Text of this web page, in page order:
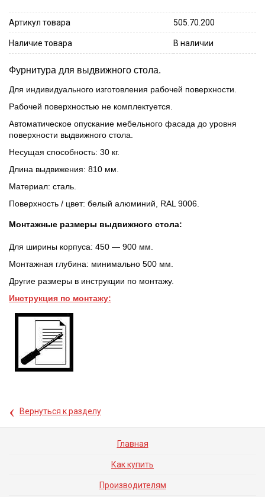
Артикул товара 505.70.200
Наличие товара В наличии
Фурнитура для выдвижного стола.
Для индивидуального изготовления рабочей поверхности.
Рабочей поверхностью не комплектуется.
Автоматическое опускание мебельного фасада до уровня
поверхности выдвижного стола.
Несущая способность: 30 кг.
Длина выдвижения: 810 мм.
Материал: сталь.
Поверхность / цвет: белый алюминий, RAL 9006.
Монтажные размеры выдвижного стола:
Для ширины корпуса: 450 — 900 мм.
Монтажная глубина: минимально 500 мм.
Другие размеры в инструкции по монтажу.
Инструкция по монтажу:
‹ Вернуться к разделу
Главная
Как купить
Производителям